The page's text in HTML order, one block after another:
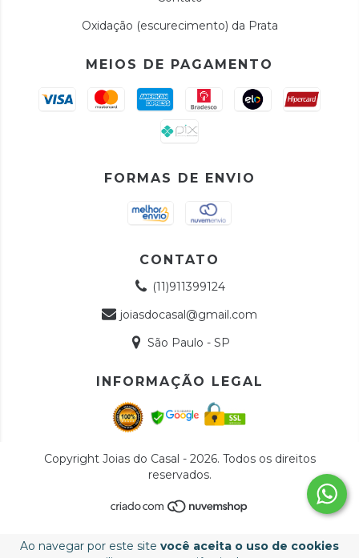
Ao navegar por este site você aceita o uso de cookies
Oxidação (escurecimento) da Prata
MEIOS DE PAGAMENTO
FORMAS DE ENVIO
CONTATO
(11)911399124
joiasdocasal@gmail.com
São Paulo - SP
INFORMAÇÃO LEGAL
Copyright Joias do Casal - 2026. Todos os direitos
reservados.